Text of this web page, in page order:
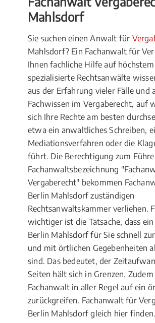
Mahlsdorf
Sie suchen einen Anwalt für
Mahlsdorf? Ein Fachanwalt für
Ihnen fachliche Hilfe auf
spezialisierte Rechtsanwälte
aus der Erfahrung vieler Fälle und
Fachwissen im Vergaberecht, auf
sich Ihre Rechte am besten
etwa ein anwaltliches Schreiben,
Mediationsverfahren oder die
führt. Die Berechtigung zum
Fachanwaltsbezeichnung
Vergaberecht" bekommen
Berlin Mahlsdorf zuständigen
Rechtsanwaltskammer verliehen.
wichtiger ist die Tatsache, dass
Berlin Mahlsdorf für Sie schnell
und mit örtlichen Gegebenheiten
sind. Das bedeutet, der
Seiten hält sich in Grenzen.
Fachanwalt in aller Regel auf ein
zurückgreifen. Fachanwalt für
Berlin Mahlsdorf gleich hier finden.